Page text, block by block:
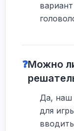
❓Можно
Да, наш
для